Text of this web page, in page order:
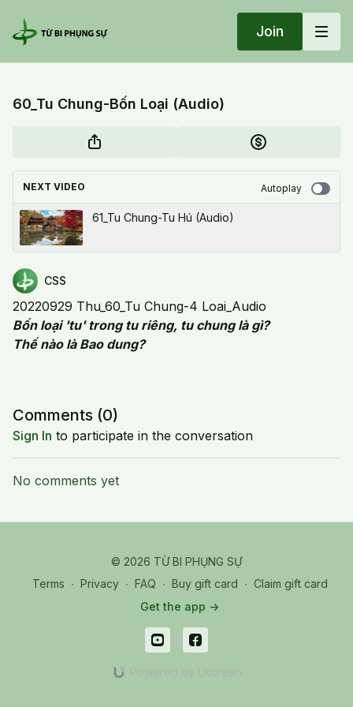
Join
60_Tu Chung-Bốn Loại (Audio)
NEXT VIDEO Autoplay
61_Tu Chung-Tu Hú (Audio)
CSS
20220929 Thu_60_Tu Chung-4 Loai_Audio
Bốn loại 'tu' trong tu riêng, tu chung là gì?
Thế nào là Bao dung?
Comments (0)
Sign In to participate in the conversation
No comments yet
© 2026 TỪ BI PHỤNG SỰ
Terms ∙ Privacy ∙ FAQ ∙ Buy gift card ∙ Claim gift card
Get the app ->
Powered by Uscreen